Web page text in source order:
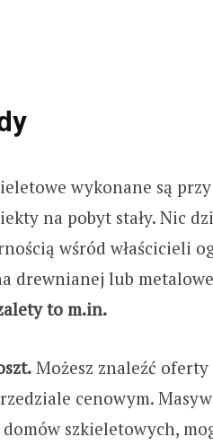
wykonane są
na pobyt stały. Nic
wśród właścicieli
drewnianej lub
to m.in.
Możesz znaleźć
cenowym.
szkieletowych,